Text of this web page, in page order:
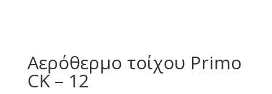
Αερόθερμο τοίχου Primo
CK – 12